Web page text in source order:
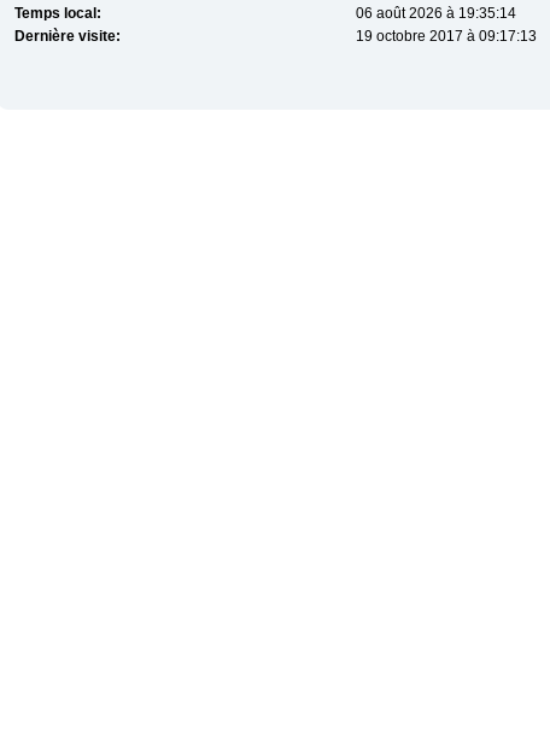
Temps local:
06 août 2026 à 19:35:14
Dernière visite:
19 octobre 2017 à 09:17:13